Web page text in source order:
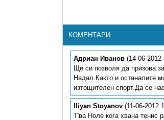
КОМЕНТАРИ
Адриан Иванов (14-06-2012
Ще си позволя да призова
Надал.Както и останалите
изтощителен спорт.Да се
Iliyan Stoyanov (11-06-2012
Т'ва Ноле кога хвана тенис